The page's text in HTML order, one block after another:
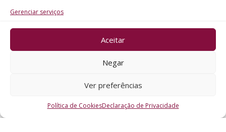
Gerenciar serviços
Aceitar
Negar
Ver preferências
Política de CookiesDeclaração de Privacidade